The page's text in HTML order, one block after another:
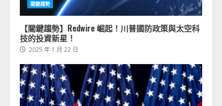
關鍵趨勢
【關鍵趨勢】Redwire 崛起！川普國防政策與太空科
技的投資新星！
2025 年 1 月 22 日